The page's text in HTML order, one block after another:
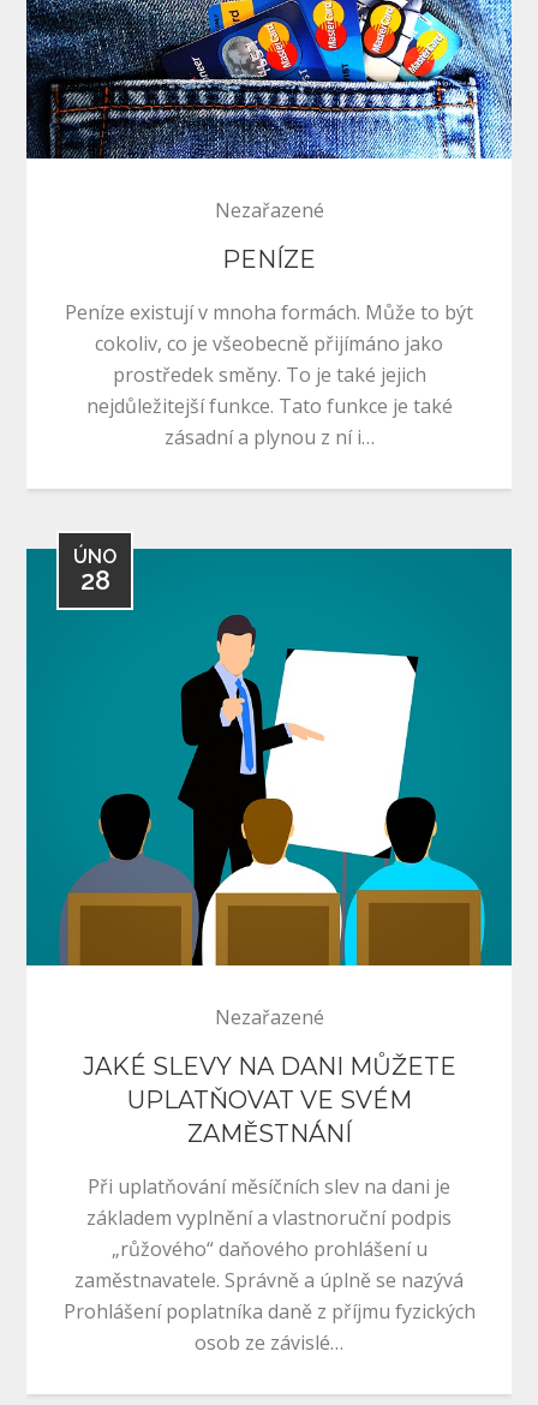
Nezařazené
PENÍZE
Peníze existují v mnoha formách. Může to být
cokoliv, co je všeobecně přijímáno jako
prostředek směny. To je také jejich
nejdůležitejší funkce. Tato funkce je také
zásadní a plynou z ní i…
ÚNO
28
Nezařazené
JAKÉ SLEVY NA DANI MŮŽETE
UPLATŇOVAT VE SVÉM
ZAMĚSTNÁNÍ
Při uplatňování měsíčních slev na dani je
základem vyplnění a vlastnoruční podpis
„růžového“ daňového prohlášení u
zaměstnavatele. Správně a úplně se nazývá
Prohlášení poplatníka daně z příjmu fyzických
osob ze závislé…